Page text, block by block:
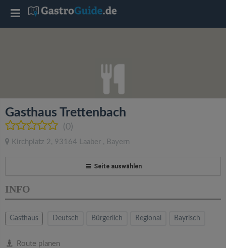
Gasthaus Trettenbach
(0)
Kirchplatz 2, 93164 Laaber , Bayern
Seite auswählen
INFO
Gasthaus Deutsch Bürgerlich Regional Bayrisch
Route planen
T
l
e
a
v